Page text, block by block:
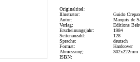
Originaltitel:
Illustrator:
Autor:
Verlag:
Erscheinungsjahr:
Seitenanzahl:
Sprache:
Format:
Abmessung:
ISBN:
Guido
Marquis de
Editions
1984
128
deutsch
Hardcover
302x222mm